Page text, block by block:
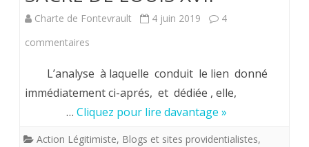
Charte de Fontevrault 4 juin 2019
4
commentaires
Volto,
Président
1991-
L’analyse à laquelle conduit le lien donné
immédiatement ci-aprés, et dédiée , elle,
… Cliquez pour lire davantage »
Action Légitimiste, Blogs et sites providentialistes,